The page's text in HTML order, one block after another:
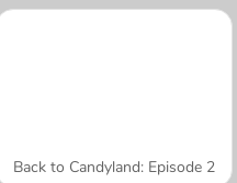
Back to Candyland: Episode 2